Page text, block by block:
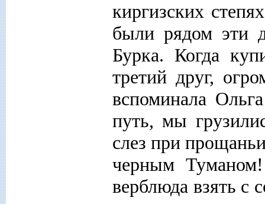
киргизских
были рядом эти
Бурка. Когда
третий друг,
вспоминала
путь, мы
слез при
черным
верблюда взять с